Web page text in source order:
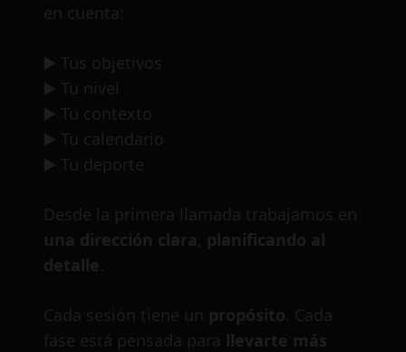
en cuenta:
▶️ Tus objetivos
▶️ Tu nivel
▶️ Tu contexto
▶️ Tu calendario
▶️ Tu deporte
Desde la primera llamada trabajamos en
una dirección clara, planificando al
detalle.
Cada sesión tiene un propósito. Cada
fase está pensada para llevarte más